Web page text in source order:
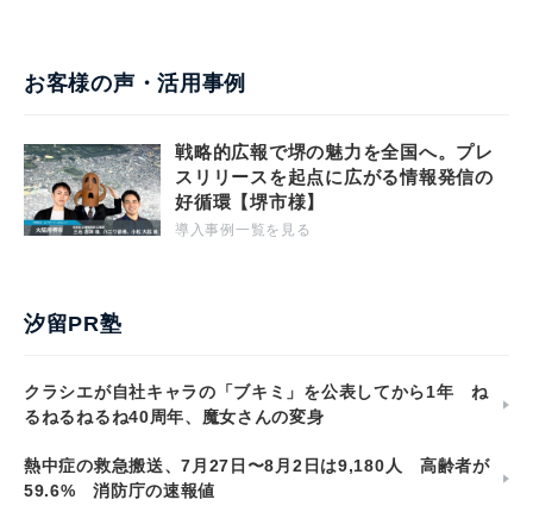
お客様の声・活用事例
戦略的広報で堺の魅力を全国へ。プレ
スリリースを起点に広がる情報発信の
好循環【堺市様】
導入事例一覧を見る
汐留PR塾
クラシエが自社キャラの「ブキミ」を公表してから1年 ね
るねるねるね40周年、魔女さんの変身
熱中症の救急搬送、7月27日〜8月2日は9,180人 高齢者が
59.6% 消防庁の速報値